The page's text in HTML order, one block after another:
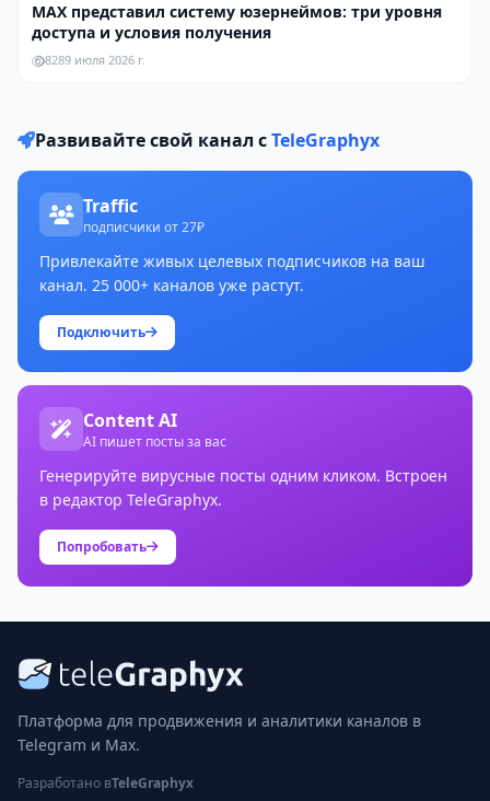
MAX представил систему юзернеймов: три уровня
доступа и условия получения
8289 июля 2026 г.
Развивайте свой канал сTeleGraphyx
Traffic
подписчики от 27₽
Привлекайте живых целевых подписчиков на ваш
канал. 25 000+ каналов уже растут.
Подключить
Content AI
AI пишет посты за вас
Генерируйте вирусные посты одним кликом. Встроен
в редактор TeleGraphyx.
Попробовать
Платформа для продвижения и аналитики каналов в
Telegram и Max.
Разработано вTeleGraphyx